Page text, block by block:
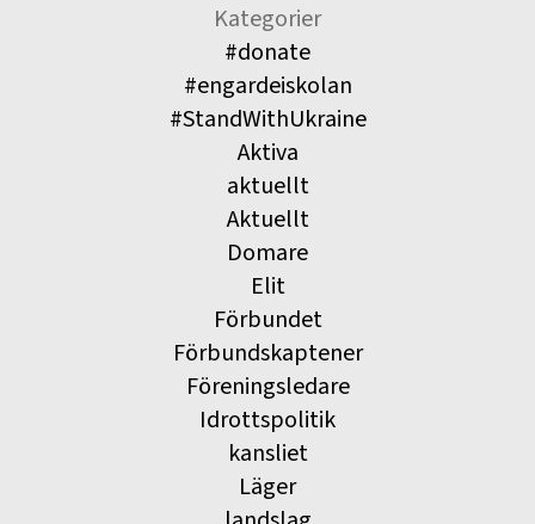
Kategorier
#donate
#engardeiskolan
#StandWithUkraine
Aktiva
aktuellt
Aktuellt
Domare
Elit
Förbundet
Förbundskaptener
Föreningsledare
Idrottspolitik
kansliet
Läger